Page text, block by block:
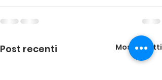
Post recenti Mostra tutti